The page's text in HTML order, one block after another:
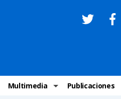
Multimedia Publicaciones